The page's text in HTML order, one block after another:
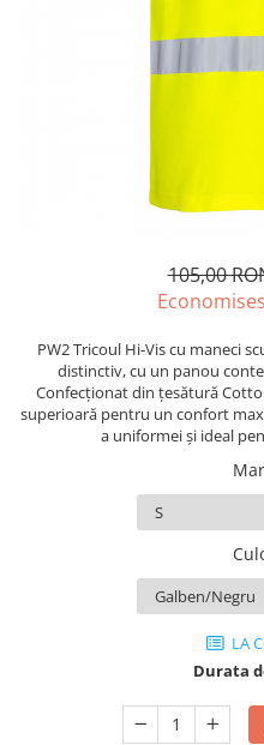
Echere si compasuri
Masini de gaurit si insurubat
Masini de slefuit si rindeluit
Masini multifunctionale
Polizoare unghiulare
Scule electrice de banc
Suflante aer cald si
Accesorii industria alimentară
Protecţie ignifugă
Accesorii rezistente la flacără
Combinezoane
Hanorace
Salopete cu pieptar
îmbrăcăminte pentru damă
Vizibilitate înalta hi-vis
îmbrăcăminte asistente/
îmbrăcăminte bucătari
105,00
PW2 Tricoul Hi-Vis cu maneci
distinctiv, cu un panou
Confecționat din țesătură
superioară pentru un confort
a uniformei și ideal
LA
Durata